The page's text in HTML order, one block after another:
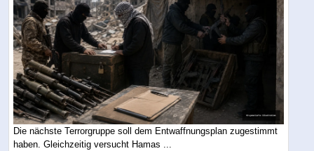
Die nächste Terrorgruppe soll dem Entwaffnungsplan zugestimmt
haben. Gleichzeitig versucht Hamas ...